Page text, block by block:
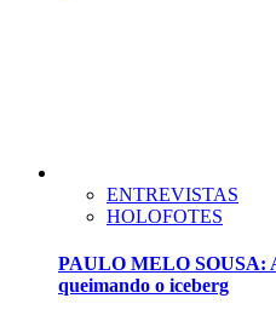
ENTREVISTAS
HOLOFOTES
PAULO MELO SOUSA:
queimando o iceberg